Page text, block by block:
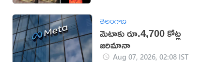
తెలంగాణ
మెటాకు రూ.4,700 కోట్ల
జరిమానా
Aug 07, 2026, 02:08 IST